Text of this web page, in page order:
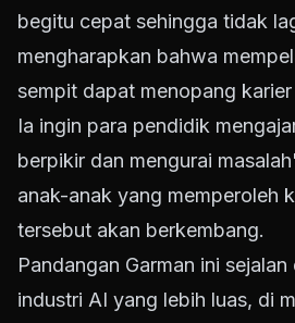
begitu cepat sehingga tidak
mengharapkan bahwa
sempit dapat menopang
Ia ingin para pendidik
berpikir dan mengurai
anak-anak yang memperoleh
tersebut akan berkembang.
Pandangan Garman ini
industri AI yang lebih luas, di